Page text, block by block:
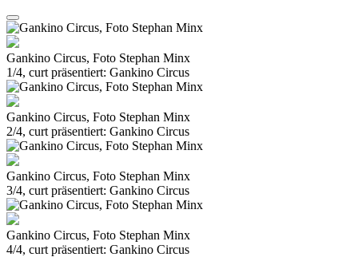
Gankino Circus, Foto Stephan Minx
1/4, curt präsentiert: Gankino Circus
Gankino Circus, Foto Stephan Minx
2/4, curt präsentiert: Gankino Circus
Gankino Circus, Foto Stephan Minx
3/4, curt präsentiert: Gankino Circus
Gankino Circus, Foto Stephan Minx
4/4, curt präsentiert: Gankino Circus